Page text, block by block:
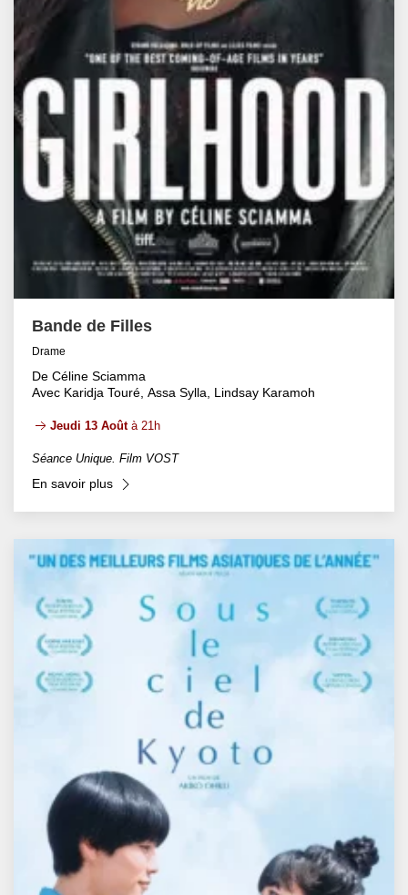
Bande de Filles
Drame
De Céline Sciamma
Avec Karidja Touré, Assa Sylla, Lindsay Karamoh
Jeudi 13 Aoûtà 21h
Séance Unique. Film VOST
En savoir plus